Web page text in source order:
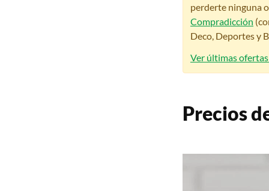
perderte ninguna
Compradicción
Deco, Deportes y
Ver últimas
Precios